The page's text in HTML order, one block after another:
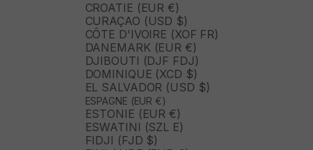
CROATIE (EUR €)
CURAÇAO (USD $)
CÔTE D'IVOIRE (XOF FR)
DANEMARK (EUR €)
DJIBOUTI (DJF FDJ)
DOMINIQUE (XCD $)
EL SALVADOR (USD $)
ESPAGNE (EUR €)
ESTONIE (EUR €)
ESWATINI (SZL E)
FIDJI (FJD $)